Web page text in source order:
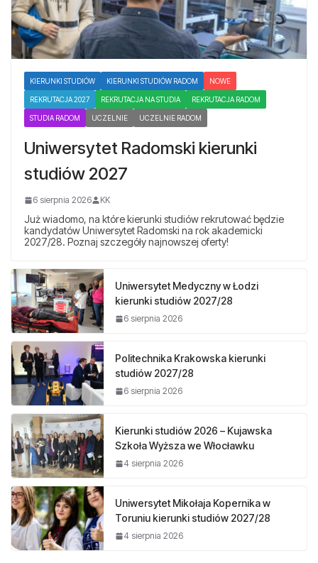
KIERUNKI STUDIÓW KIERUNKI STUDIÓW RADOM NOWE
REKRUTACJA 2027 REKRUTACJA NA STUDIA REKRUTACJA RADOM
STUDIA RADOM UCZELNIE UCZELNIE RADOM
Uniwersytet Radomski kierunki
studiów 2027
6 sierpnia 2026 KK
Już wiadomo, na które kierunki studiów rekrutować będzie
kandydatów Uniwersytet Radomski na rok akademicki
2027/28. Poznaj szczegóły najnowszej oferty!
Uniwersytet Medyczny w Łodzi
kierunki studiów 2027/28
6 sierpnia 2026
Politechnika Krakowska kierunki
studiów 2027/28
6 sierpnia 2026
Kierunki studiów 2026 – Kujawska
Szkoła Wyższa we Włocławku
4 sierpnia 2026
Uniwersytet Mikołaja Kopernika w
Toruniu kierunki studiów 2027/28
4 sierpnia 2026